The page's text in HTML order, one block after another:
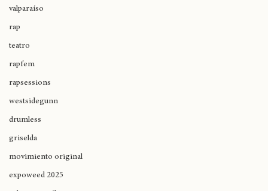
excarcel
rap
teatro
rapsessions
westsidegunn
drumless
griselda
movimiento original